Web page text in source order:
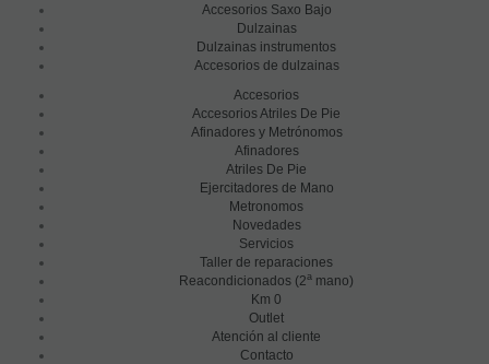
Accesorios Saxo Bajo
Dulzainas
Dulzainas instrumentos
Accesorios de dulzainas
Accesorios
Accesorios Atriles De Pie
Afinadores y Metrónomos
Afinadores
Atriles De Pie
Ejercitadores de Mano
Metronomos
Novedades
Servicios
Taller de reparaciones
Reacondicionados (2a mano)
Km 0
Outlet
Atención al cliente
Contacto